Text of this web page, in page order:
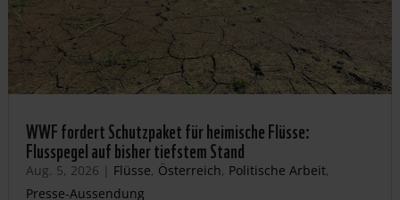
WWF fordert Schutzpaket für heimische Flüsse:
Flusspegel auf bisher tiefstem Stand
Aug. 5, 2026 | Flüsse, Österreich, Politische Arbeit,
Presse-Aussendung